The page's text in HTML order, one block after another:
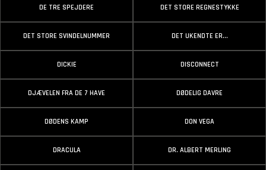
DE TRE SPEJDERE DET STORE REGNESTYKKE
DET STORE SVINDELNUMMER DET UKENDTE ER...
DICKIE DISCONNECT
DJÆVELEN FRA DE 7 HAVE DØDELIG DAVRE
DØDENS KAMP DON VEGA
DRACULA DR. ALBERT MERLING